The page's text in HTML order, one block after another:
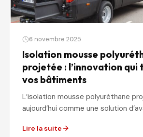
6 novembre 2025
Isolation mousse
projetée : l’innovation
vos bâtiments
L’isolation mousse polyuréthane
aujourd’hui comme une solution
l’air et la durabilité des...
Lire la suite